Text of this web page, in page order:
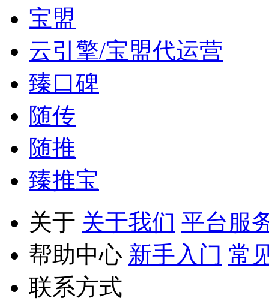
宝盟
云引擎/宝盟代运营
臻口碑
随传
随推
臻推宝
关于 关于我们 平台服
帮助中心 新手入门 常
联系方式